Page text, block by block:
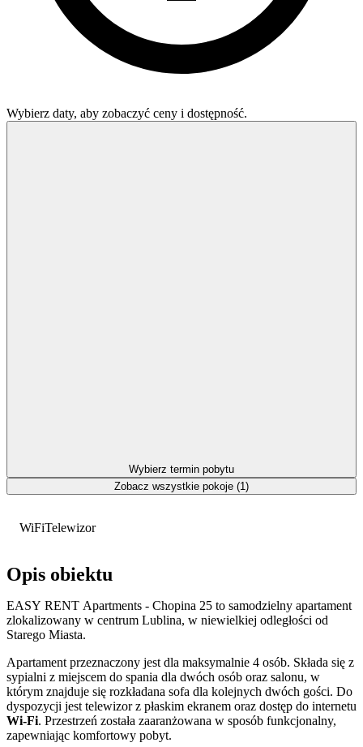
WiFiTelewizor
Opis obiektu
EASY RENT Apartments - Chopina 25 to samodzielny apartament
zlokalizowany w centrum Lublina, w niewielkiej odległości od
Starego Miasta.
Apartament przeznaczony jest dla maksymalnie 4 osób. Składa się z
sypialni z miejscem do spania dla dwóch osób oraz salonu, w
którym znajduje się rozkładana sofa dla kolejnych dwóch gości. Do
dyspozycji jest telewizor z płaskim ekranem oraz dostęp do internetu
Wi-Fi. Przestrzeń została zaaranżowana w sposób funkcjonalny,
zapewniając komfortowy pobyt.
Wybierz daty, aby zobaczyć ceny i dostępność.
Wybierz termin pobytu
Zobacz wszystkie pokoje (1)